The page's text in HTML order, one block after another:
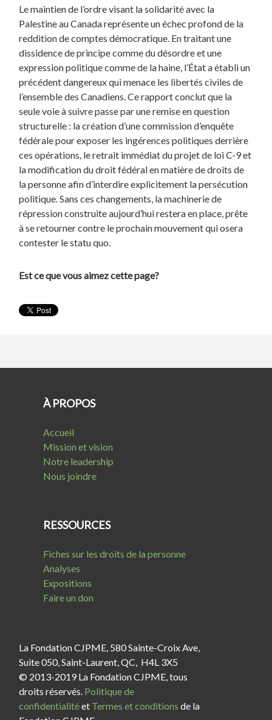
Le maintien de l’ordre visant la solidarité avec la
Palestine au Canada représente un échec profond de la
reddition de comptes démocratique. En traitant une
dissidence de principe comme du désordre et une
expression politique comme de la haine, l’État a établi un
précédent dangereux qui menace les libertés civiles de
l’ensemble des Canadiens. Ce rapport conclut que la
seule voie à suivre passe par une remise en question
structurelle : la création d’une commission d’enquête
fédérale pour exposer les ingérences politiques derrière
ces opérations, le retrait immédiat du projet de loi C-9 et
la modification du droit fédéral en matière de droits de
la personne afin d’interdire explicitement la persécution
politique. Sans ces changements, la machinerie de
répression construite aujourd’hui restera en place, prête
à se retourner contre le prochain mouvement qui osera
contester le statu quo.
Est ce que vous aimez cette page?
À PROPOS
Accueil
Mission et vision
Notre leadership
Nous joindre
RESSOURCES
Fiches sur les droits de la personne
Analyses
Expositions
Faire un don
La Fondation CJPME, 580 Sainte-Croix Ave,
Suite 050, Saint-Laurent, QC, H4L 3X5
© 2013-2019 La Fondation CJPME, tous
droits réservés. Politique de
confidentialitéet Termes et conditions de la